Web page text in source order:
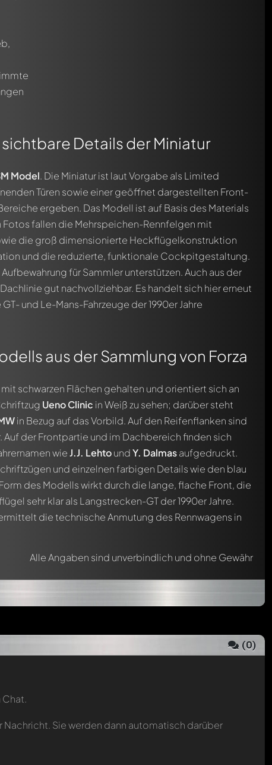
Details der Miniatur
Model. Die Miniatur ist laut Vorgabe als Limited
Türen sowie einer geöffnet dargestellten Front-
ergeben. Das Modell ist auf Basis des Materials
fallen die Mehrspeichen-Rennfelgen mit
die groß dimensionierte Heckflügelkonstruktion
und die reduzierte, funktionale Cockpitgestaltung.
für Sammler unterstützen. Auch aus der
gut nachvollziehbar. Es handelt sich hier erneut
und Le-Mans-Fahrzeuge der 1990er Jahre
aus der Sammlung von Forza
schwarzen Flächen gehalten und orientiert sich an
Ueno Clinic in Weiß zu sehen; darüber steht
in Bezug auf das Vorbild. Auf den Reifenflanken sind
Auf der Frontpartie und im Dachbereich finden sich
wieJ.J. LehtoundY. Dalmasaufgedruckt.
und einzelnen farbigen Details wie den blau
des Modells wirkt durch die lange, flache Front, die
sehr klar als Langstrecken-GT der 1990er Jahre.
die technische Anmutung des Rennwagens in
Alle Angaben sind unverbindlich und ohne Gewähr
(0)
Chat.
Nachricht. Sie werden dann automatisch darüber